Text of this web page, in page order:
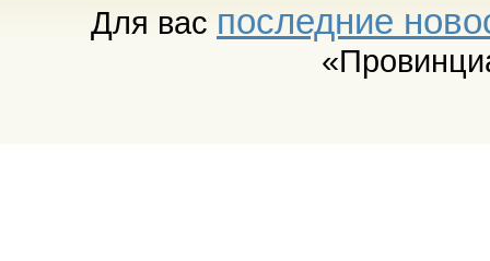
Для вас последние